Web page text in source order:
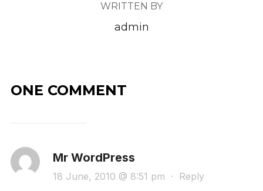
WRITTEN BY
admin
ONE COMMENT
Mr WordPress
18 June, 2010 @ 8:51 pm · Reply